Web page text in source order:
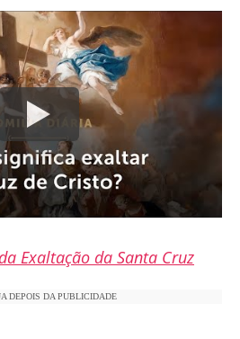
Exaltação da Santa Cruz
DEPOIS DA PUBLICIDADE